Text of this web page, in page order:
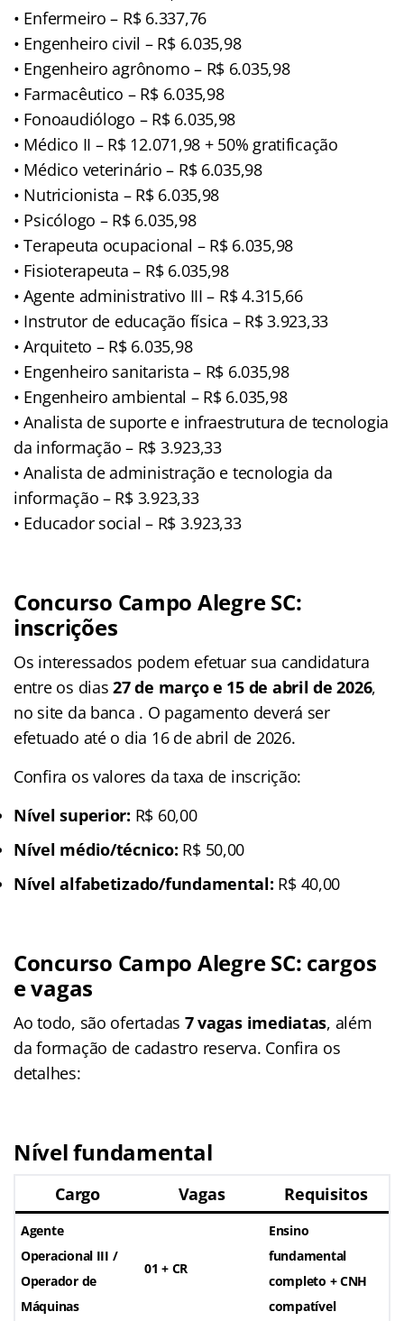
• Enfermeiro – R$ 6.337,76
• Engenheiro civil – R$ 6.035,98
• Engenheiro agrônomo – R$ 6.035,98
• Farmacêutico – R$ 6.035,98
• Fonoaudiólogo – R$ 6.035,98
• Médico II – R$ 12.071,98 + 50% gratificação
• Médico veterinário – R$ 6.035,98
• Nutricionista – R$ 6.035,98
• Psicólogo – R$ 6.035,98
• Terapeuta ocupacional – R$ 6.035,98
• Fisioterapeuta – R$ 6.035,98
• Agente administrativo III – R$ 4.315,66
• Instrutor de educação física – R$ 3.923,33
• Arquiteto – R$ 6.035,98
• Engenheiro sanitarista – R$ 6.035,98
• Engenheiro ambiental – R$ 6.035,98
• Analista de suporte e infraestrutura de tecnologia
da informação – R$ 3.923,33
• Analista de administração e tecnologia da
informação – R$ 3.923,33
• Educador social – R$ 3.923,33
Concurso Campo Alegre SC:
inscrições
Os interessados podem efetuar sua candidatura
entre os dias27 de março e 15 de abril de 2026,
no site da banca . O pagamento deverá ser
efetuado até o dia 16 de abril de 2026.
Confira os valores da taxa de inscrição:
Nível superior: R$ 60,00
Nível médio/técnico: R$ 50,00
Nível alfabetizado/fundamental: R$ 40,00
Concurso Campo Alegre SC: cargos
e vagas
Ao todo, são ofertadas 7 vagas imediatas, além
da formação de cadastro reserva. Confira os
detalhes:
Nível fundamental
Cargo Vagas Requisitos
Agente
Operacional III /
Operador de
Máquinas
01 + CR
Ensino
fundamental
completo + CNH
compatível